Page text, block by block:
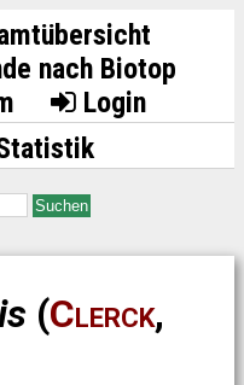
nach Biotop
Login
Suchen
(Clerck,